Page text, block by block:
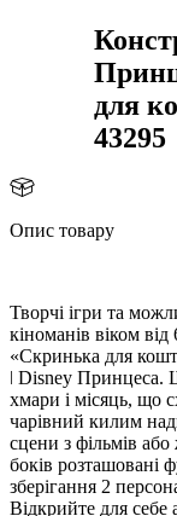
для
43295
Опис товару
Творчі ігри та
кіноманів віком
«Скринька для
ǀ Disney Принцеса.
хмари і місяць, що
чарівний килим
сцени з фільмів
оків розташовані
зберігання 2
ідкрийте для себе